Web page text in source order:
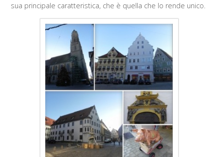
sua principale caratteristica, che è quella che lo rende unico.